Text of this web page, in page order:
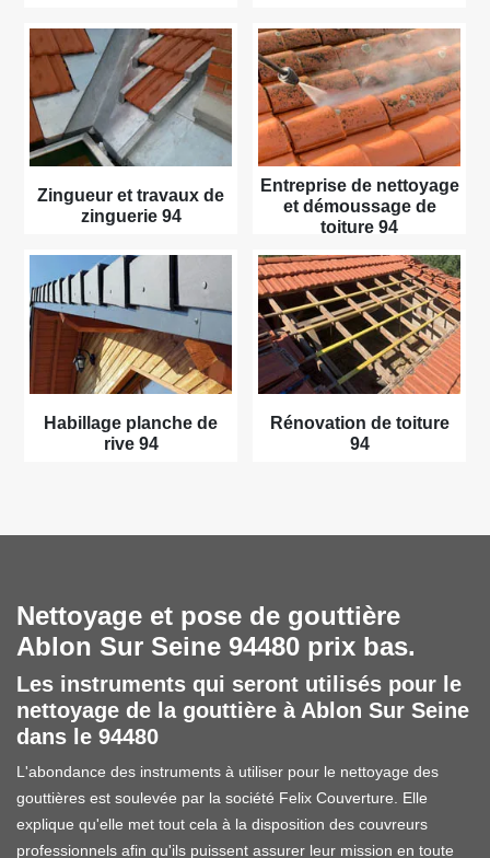
Zingueur et travaux de
zinguerie 94
Entreprise de nettoyage
et démoussage de
toiture 94
Habillage planche de
rive 94
Rénovation de toiture
94
Nettoyage et pose de gouttière
Ablon Sur Seine 94480 prix bas.
Les instruments qui seront utilisés pour le
nettoyage de la gouttière à Ablon Sur Seine
dans le 94480
L'abondance des instruments à utiliser pour le nettoyage des
gouttières est soulevée par la société Felix Couverture. Elle
explique qu'elle met tout cela à la disposition des couvreurs
professionnels afin qu'ils puissent assurer leur mission en toute